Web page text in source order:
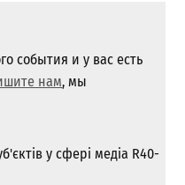
события и у вас есть
нам, мы
у сфері медіа R40-